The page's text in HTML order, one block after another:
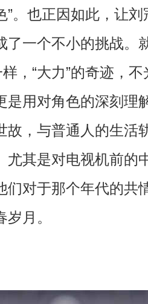
”。也正因如此，让
了一个不小的挑战。
，“大力”的奇迹，
是用对角色的深刻理
故，与普通人的生活
尤其是对电视机前的
们对于那个年代的共
月。